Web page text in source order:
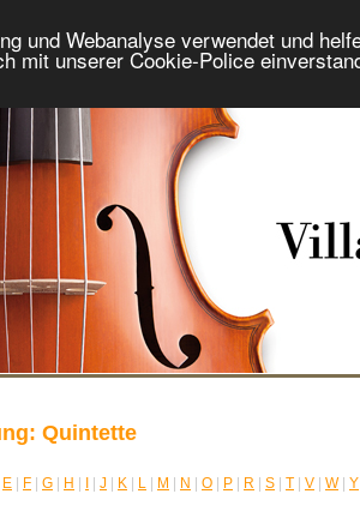
und Webanalyse verwendet und
mit unserer Cookie-Police
Quintette
E F G H J K L M N O P R S T V W| Y